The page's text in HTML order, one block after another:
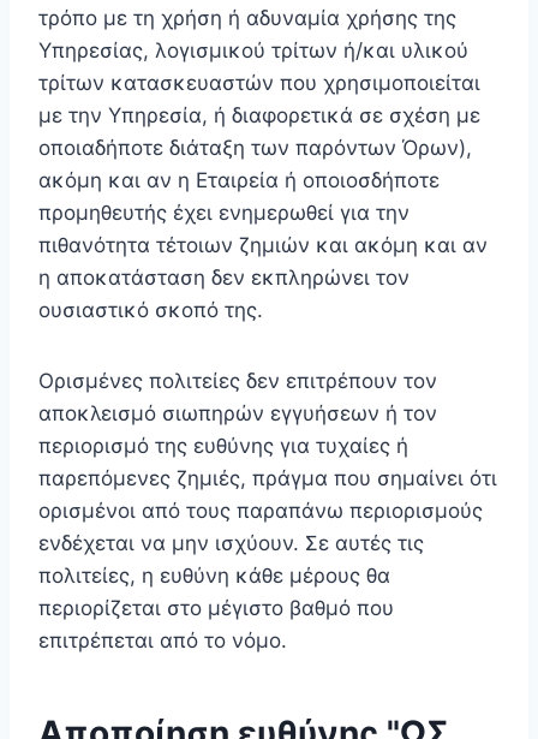
τρόπο με τη χρήση ή αδυναμία χρήσης της
Υπηρεσίας, λογισμικού τρίτων ή/και υλικού
τρίτων κατασκευαστών που χρησιμοποιείται
με την Υπηρεσία, ή διαφορετικά σε σχέση με
οποιαδήποτε διάταξη των παρόντων Όρων),
ακόμη και αν η Εταιρεία ή οποιοσδήποτε
προμηθευτής έχει ενημερωθεί για την
πιθανότητα τέτοιων ζημιών και ακόμη και αν
η αποκατάσταση δεν εκπληρώνει τον
ουσιαστικό σκοπό της.
Ορισμένες πολιτείες δεν επιτρέπουν τον
αποκλεισμό σιωπηρών εγγυήσεων ή τον
περιορισμό της ευθύνης για τυχαίες ή
παρεπόμενες ζημιές, πράγμα που σημαίνει ότι
ορισμένοι από τους παραπάνω περιορισμούς
ενδέχεται να μην ισχύουν. Σε αυτές τις
πολιτείες, η ευθύνη κάθε μέρους θα
περιορίζεται στο μέγιστο βαθμό που
επιτρέπεται από το νόμο.